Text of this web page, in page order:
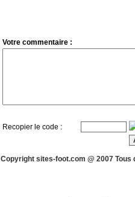
Votre commentaire :
Recopier le code :
Copyright sites-foot.com @ 2007